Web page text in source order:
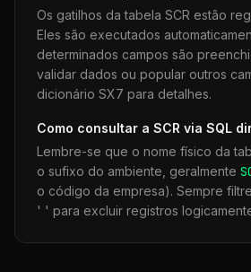
Os gatilhos da tabela SCR estão
Eles são executados
determinados campos são
validar dados ou popular outros
dicionário SX7 para detalhes.
Como consultar a SCR via SQL
Lembre-se que o nome físico da
o sufixo do ambiente, geralmente
o código da empresa). Sempre
' ' para excluir registros